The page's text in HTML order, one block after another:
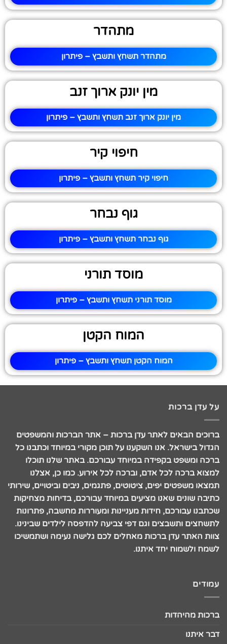
מתהדר
מתהדר תשחץ ותשבץ – פיתרון
מין יונק ארוך זנב
מין יונק ארוך זנב תשחץ ותשבץ – פיתרון
חיפוי קיר
חיפוי קיר תשחץ ותשבץ – פיתרון
גוף נבחר
גוף נבחר תשחץ ותשבץ – פיתרון
מוסד תורני
מוסד תורני תשחץ ותשבץ – פיתרון
המוח הקטן
המוח הקטן תשחץ ותשבץ – פיתרון
על עדן ברכות
ברוכים הבאים לאתר עדן ברכות – אתר הברכות והמשפטים
הגדול בישראל. אנו השקענו על תוכן מקורי במיוחד וכתבנו כל
ברכה ומשפט בקפידה במיוחד עבורכם. באתר שלנו תוכלו
למצוא ברכה לכל אדם, וברכה לכל אירוע. כמו כן, אצלנו
תמצאו משפטים יפים, ציטוטים, פתגמים, ניבים וביטויים, שירותי
כתיבה שונים שאנו מציעים במיוחד עבורכם, בדיחות מצחיקות
שכתבנו עבורכם, חידות מעניינות ומעוררות מחשבה, פתרונות
לתשחצים ותשבצים וגם דפי צביעה להדפסה לילדים שבינינו.
צוות האתר עדן ברכות מאחלים לכם גלישה נעימה ושתמשיכו
לשמח ולשמוח יחד איתנו.
עמודים
ברכות מהיהדות
דבר איתנו